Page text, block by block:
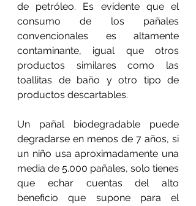
de petróleo. Es evidente que el
consumo de los pañales
convencionales es altamente
contaminante, igual que otros
productos similares como las
toallitas de baño y otro tipo de
productos descartables.
Un pañal biodegradable puede
degradarse en menos de 7 años, si
un niño usa aproximadamente una
media de 5.000 pañales, solo tienes
que echar cuentas del alto
beneficio que supone para el